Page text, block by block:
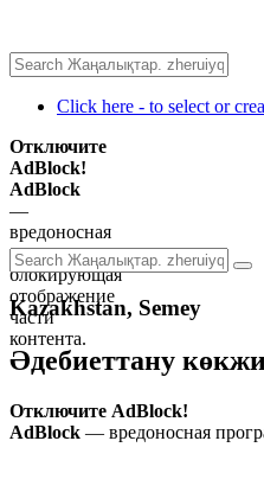
Click here - to select or
Отключите
AdBlock!
AdBlock
—
вредоносная
программа,
блокирующая
отображение
части
контента.
Kazakhstan, Semey
Әдебиеттану
Отключите AdBlock!
AdBlock — вредоносная